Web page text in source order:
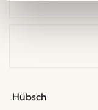
Hübsch